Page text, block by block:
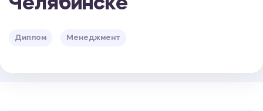
Челябинске
Диплом Менеджмент